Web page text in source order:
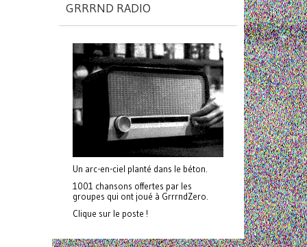
GRRRND RADIO
Un arc-en-ciel planté dans le béton.
1001 chansons offertes par les
groupes qui ont joué à GrrrndZero.
Clique sur le poste !